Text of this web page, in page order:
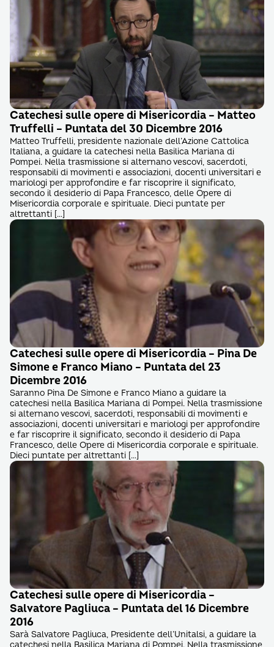
Catechesi sulle opere di Misericordia – Matteo
Truffelli – Puntata del 30 Dicembre 2016
Matteo Truffelli, presidente nazionale dell’Azione Cattolica
Italiana, a guidare la catechesi nella Basilica Mariana di
Pompei. Nella trasmissione si alternano vescovi, sacerdoti,
responsabili di movimenti e associazioni, docenti universitari e
mariologi per approfondire e far riscoprire il significato,
secondo il desiderio di Papa Francesco, delle Opere di
Misericordia corporale e spirituale. Dieci puntate per
altrettanti […]
Catechesi sulle opere di Misericordia – Pina De
Simone e Franco Miano – Puntata del 23
Dicembre 2016
Saranno Pina De Simone e Franco Miano a guidare la
catechesi nella Basilica Mariana di Pompei. Nella trasmissione
si alternano vescovi, sacerdoti, responsabili di movimenti e
associazioni, docenti universitari e mariologi per approfondire
e far riscoprire il significato, secondo il desiderio di Papa
Francesco, delle Opere di Misericordia corporale e spirituale.
Dieci puntate per altrettanti […]
Catechesi sulle opere di Misericordia –
Salvatore Pagliuca – Puntata del 16 Dicembre
2016
Sarà Salvatore Pagliuca, Presidente dell’Unitalsi, a guidare la
catechesi nella Basilica Mariana di Pompei. Nella trasmissione